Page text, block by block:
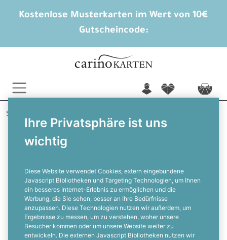
Kostenlose Musterkarten im Wert von 10€
Gutscheincode:
Ihre Privatsphäre ist uns
wichtig
Diese Website verwendet Cookies, extern eingebundene
Javascript Bibliotheken und Targeting Technologien, um Ihnen
ein besseres Internet-Erlebnis zu ermöglichen und die
Werbung, die Sie sehen, besser an Ihre Bedürfnisse
anzupassen. Diese Technologien nutzen wir außerdem, um
Ergebnisse zu messen, um zu verstehen, woher unsere
Besucher kommen oder um unsere Website weiter zu
entwickeln. Die externen Javascript Bibliotheken nutzen wir
n f c
Startseite
50. Geburtstag
Kassette
Einladung zum 50. Geburtstag als